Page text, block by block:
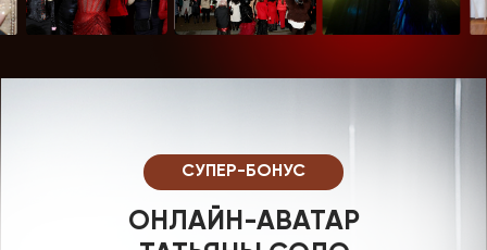
ОНЛАЙН-АВАТАР
СУПЕР-БОНУС